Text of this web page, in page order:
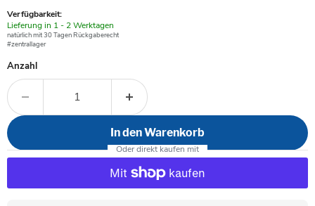
Verfügbarkeit:
Verfügbar
-
Lieferung in 1 - 2 Werktagen
natürlich mit 30 Tagen Rückgaberecht
#zentrallager
Anzahl
In den Warenkorb